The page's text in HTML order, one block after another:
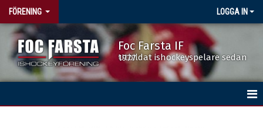
FÖRENING LOGGA IN
Foc Farsta IF
Utbildat ishockeyspelare sedan 1977